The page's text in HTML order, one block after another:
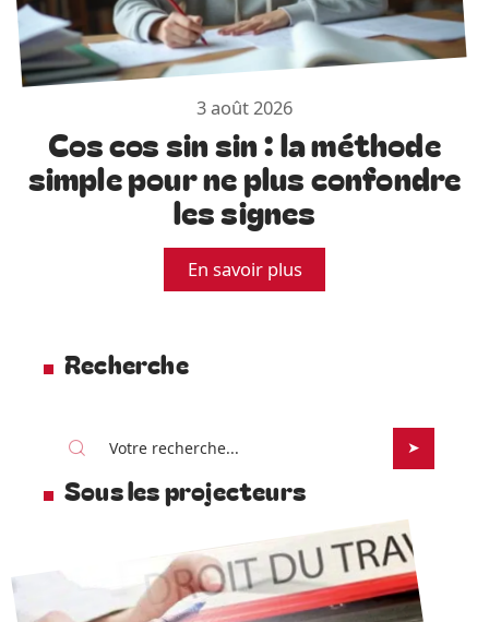
3 août 2026
Cos cos sin sin : la méthode
simple pour ne plus confondre
les signes
En savoir plus
Recherche
Sous les projecteurs